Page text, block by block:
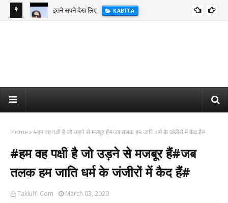
इतने सपने देख लिए KABITA
Home #हम वह पक्षी है जो उड़ने से मजबूर हैं#जब तलक हम जाति धर्म के जंजीरों में कैद हैं#
#हम वह पक्षी है जो उड़ने से मजबूर हैं#जब
तलक हम जाति धर्म के जंजीरों में कैद हैं#
Takluff. Com March 03, 2020